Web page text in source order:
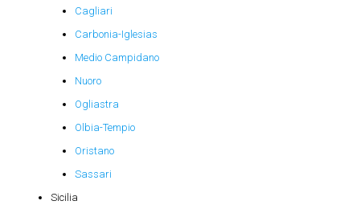
Cagliari
Carbonia-Iglesias
Medio Campidano
Nuoro
Ogliastra
Olbia-Tempio
Oristano
Sassari
Sicilia